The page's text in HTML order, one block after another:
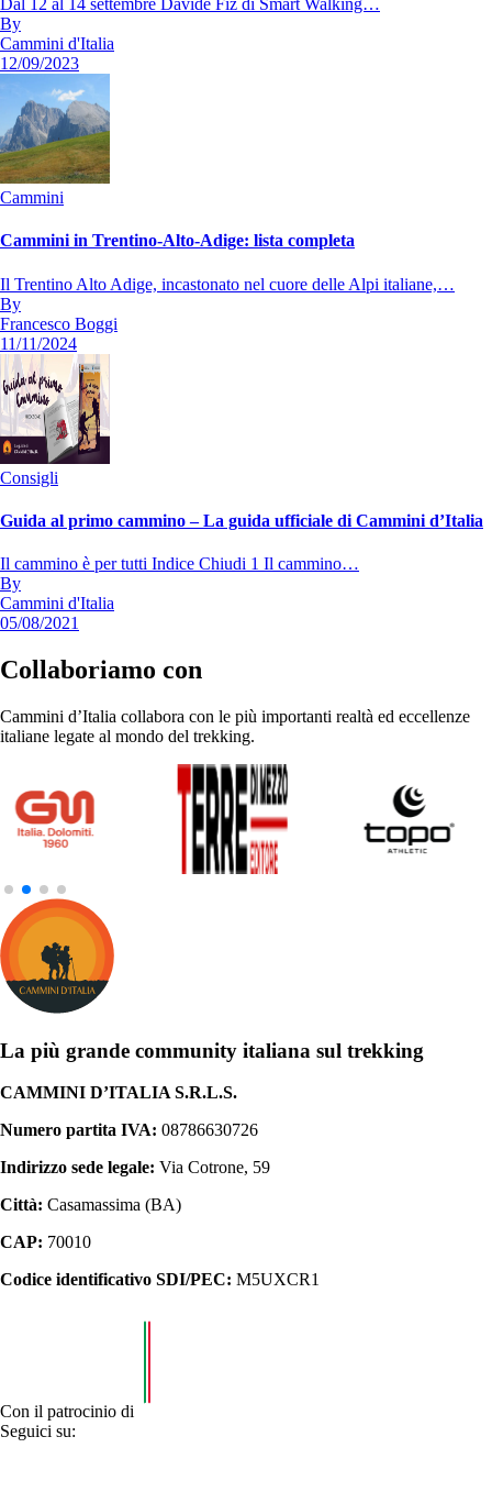
Dal 12 al 14 settembre Davide Fiz di Smart Walking…
By
Cammini d'Italia
12/09/2023
Cammini
Cammini in Trentino-Alto-Adige: lista completa
Il Trentino Alto Adige, incastonato nel cuore delle Alpi italiane,…
By
Francesco Boggi
11/11/2024
Consigli
Guida al primo cammino – La guida ufficiale di Cammini d’Italia
Il cammino è per tutti Indice Chiudi 1 Il cammino…
By
Cammini d'Italia
05/08/2021
Collaboriamo con
Cammini d’Italia collabora con le più importanti realtà ed eccellenze
italiane legate al mondo del trekking.
La più grande community italiana sul trekking
CAMMINI D’ITALIA S.R.L.S.
Numero partita IVA: 08786630726
Indirizzo sede legale: Via Cotrone, 59
Città: Casamassima (BA)
CAP: 70010
Codice identificativo SDI/PEC: M5UXCR1
Con il patrocinio di
Seguici su: